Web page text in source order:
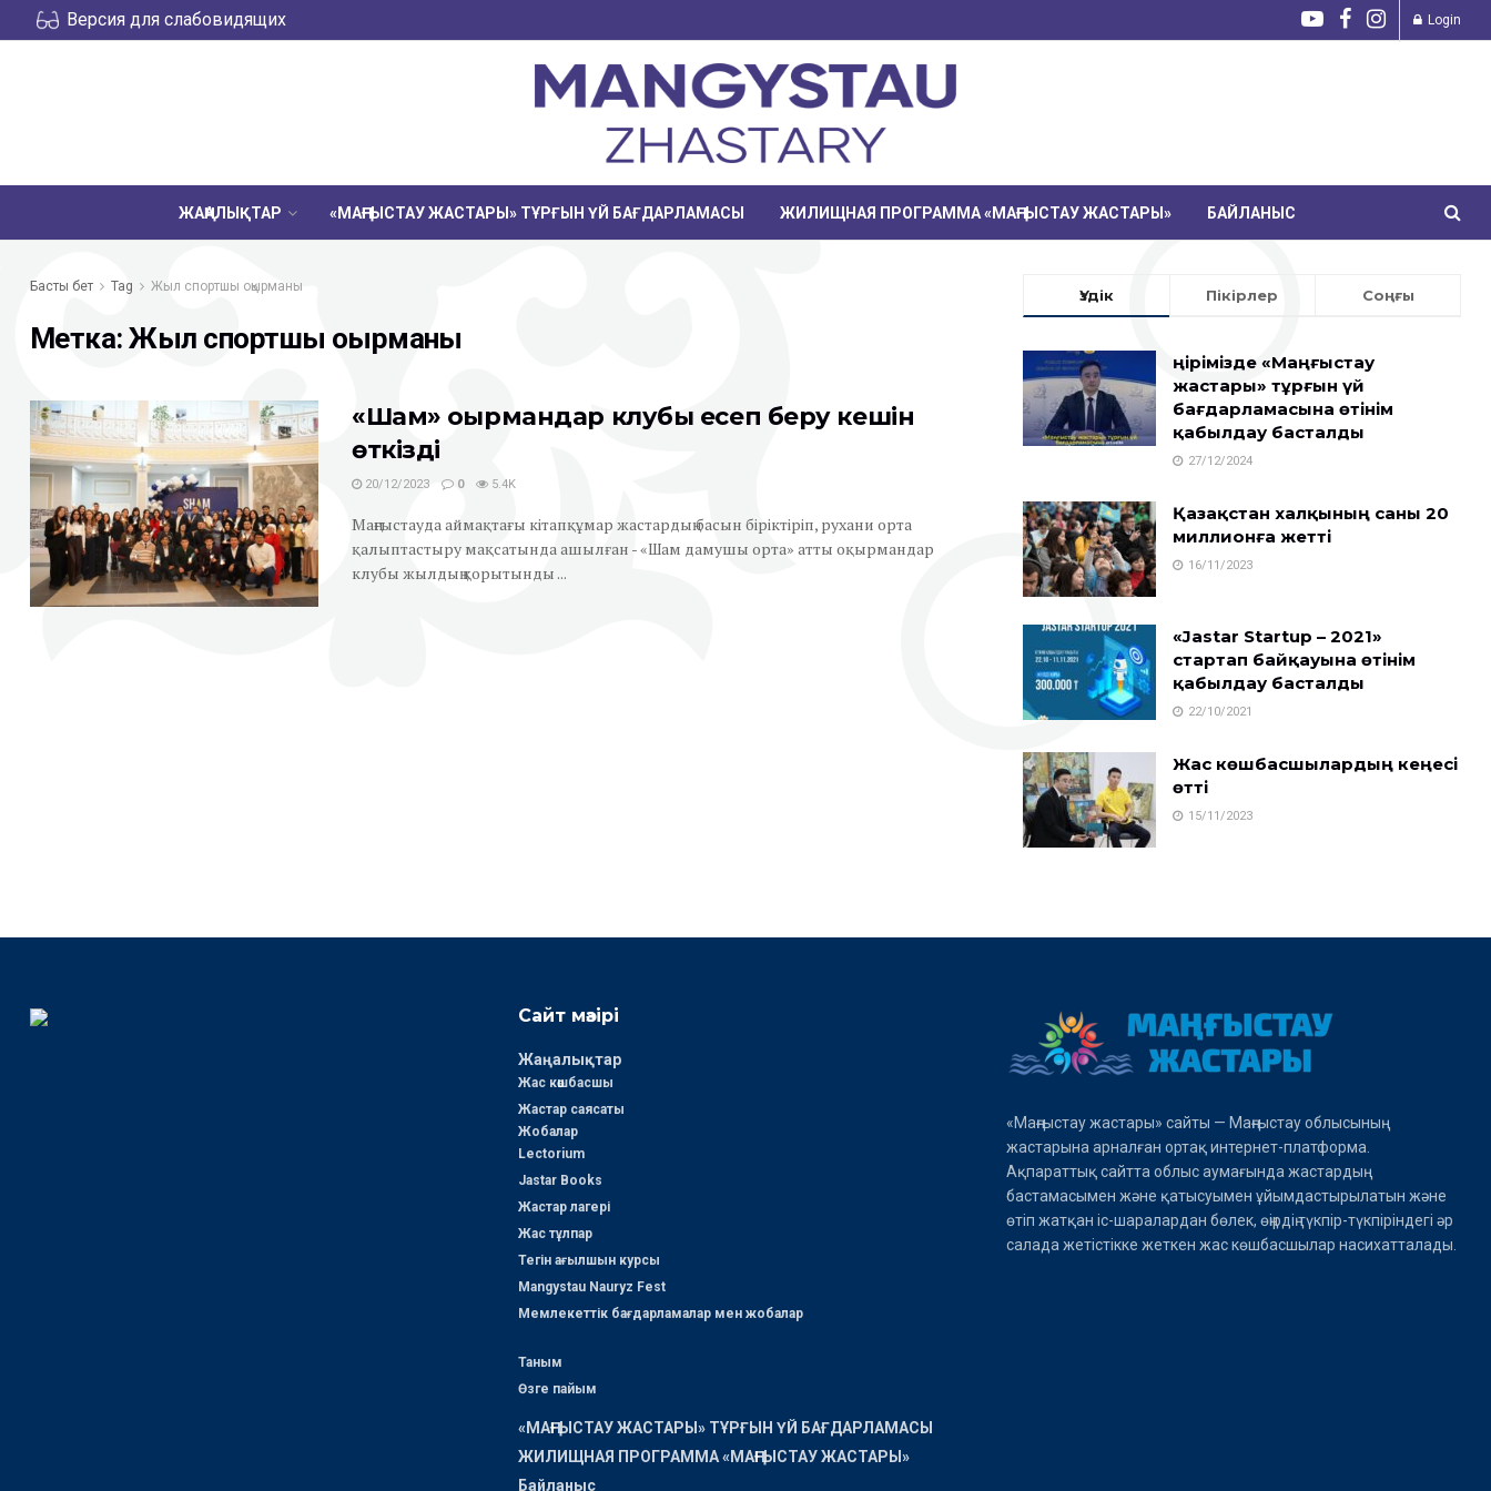
Версия для слабовидящих Login
ЖАҢАЛЫҚТАР «МАҢҒЫСТАУ ЖАСТАРЫ» ТҰРҒЫН ҮЙ БАҒДАРЛАМАСЫ ЖИЛИЩНАЯ ПРОГРАММА «МАҢҒЫСТАУ ЖАСТАРЫ» БАЙЛАНЫС
Басты бет Tag Жыл спортшы оқырманы
Метка:Жыл спортшы оқырманы
«Шам» оқырмандар клубы есеп беру кешін
өткізді
20/12/2023 0 5.4K
Маңғыстауда аймақтағы кітапқұмар жастардың басын біріктіріп, рухани орта
қалыптастыру мақсатында ашылған - «Шам дамушы орта» атты оқырмандар
клубы жылдың қорытынды ...
Үздік Пікірлер Соңғы
Өңірімізде «Маңғыстау
жастары» тұрғын үй
бағдарламасына өтінім
қабылдау басталды
27/12/2024
Қазақстан халқының саны 20
миллионға жетті
16/11/2023
«Jastar Startup – 2021»
стартап байқауына өтінім
қабылдау басталды
22/10/2021
Жас көшбасшылардың кеңесі
өтті
15/11/2023
Сайт мәзірі
Жаңалықтар
Жас көшбасшы
Жастар саясаты
Жобалар
Lectorium
Jastar Books
Жастар лагері
Жас тұлпар
Тегін ағылшын курсы
Mangystau Nauryz Fest
Мемлекеттік бағдарламалар мен жобалар
Таным
Өзге пайым
«МАҢҒЫСТАУ ЖАСТАРЫ» ТҰРҒЫН ҮЙ БАҒДАРЛАМАСЫ
ЖИЛИЩНАЯ ПРОГРАММА «МАҢҒЫСТАУ ЖАСТАРЫ»
Байланыс
«Маңғыстау жастары» сайты — Маңғыстау облысының
жастарына арналған ортақ интернет-платформа.
Ақпараттық сайтта облыс аумағында жастардың
бастамасымен және қатысуымен ұйымдастырылатын және
өтіп жатқан іс-шаралардан бөлек, өңірдің түкпір-түкпіріндегі әр
салада жетістікке жеткен жас көшбасшылар насихатталады.